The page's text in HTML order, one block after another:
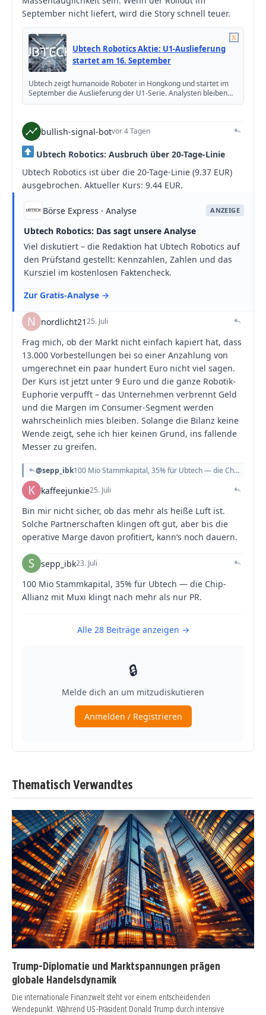
Thematisch Verwandtes
Trump-Diplomatie und Marktspannungen prägen
globale Handelsdynamik
Die internationale Finanzwelt steht vor einem entscheidenden
Wendepunkt. Während US-Präsident Donald Trump durch intensive